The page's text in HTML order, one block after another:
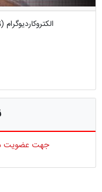
الکتروکاردیوگرام (ECG) در بیهوشی و مراقبت های ویژه
جهت عضویت